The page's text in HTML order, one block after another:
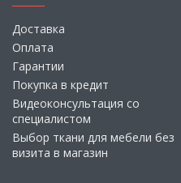
Доставка
Оплата
Гарантии
Покупка в кредит
Видеоконсультация со
специалистом
Выбор ткани для мебели без
визита в магазин